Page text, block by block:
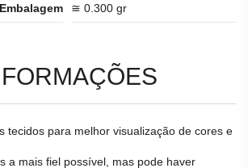
Embalagem ≅ 0.300 gr
tecidos para melhor visualização de cores e
a mais fiel possível, mas pode haver